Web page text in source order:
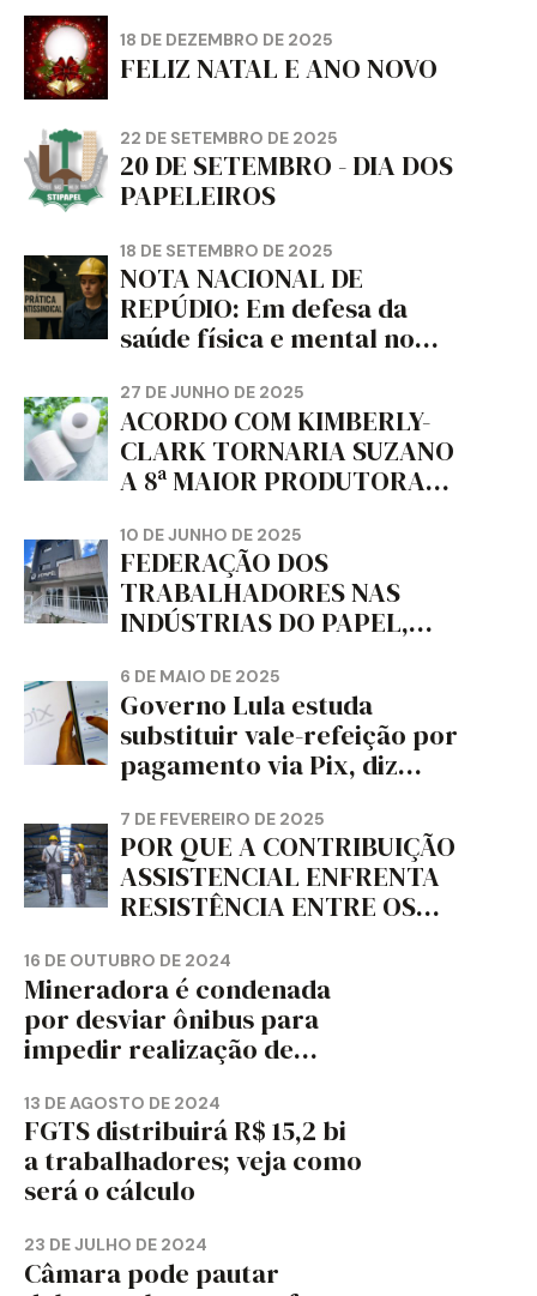
18 DE DEZEMBRO DE 2025
FELIZ NATAL E ANO NOVO
22 DE SETEMBRO DE 2025
20 DE SETEMBRO - DIA DOS
PAPELEIROS
18 DE SETEMBRO DE 2025
NOTA NACIONAL DE
REPÚDIO: Em defesa da
saúde física e mental no
da dignidade sindical.
27 DE JUNHO DE 2025
ACORDO COM KIMBERLY-
CLARK TORNARIA SUZANO
A 8ª MAIOR PRODUTORA
MUNDO, DIZ FITCH
10 DE JUNHO DE 2025
FEDERAÇÃO DOS
TRABALHADORES NAS
INDÚSTRIAS DO PAPEL,
CORTIÇA E ARTEFATOS DE
PAPEL DO ESTADO DO
PARANÁ – FETRAPEL-PR
6 DE MAIO DE 2025
Governo Lula estuda
substituir vale-refeição por
pagamento via Pix, diz
7 DE FEVEREIRO DE 2025
POR QUE A CONTRIBUIÇÃO
ASSISTENCIAL ENFRENTA
RESISTÊNCIA ENTRE OS
16 DE OUTUBRO DE 2024
Mineradora é condenada
por desviar ônibus para
impedir realização de
13 DE AGOSTO DE 2024
FGTS distribuirá R$ 15,2 bi
a trabalhadores; veja como
será o cálculo
23 DE JULHO DE 2024
Câmara pode pautar